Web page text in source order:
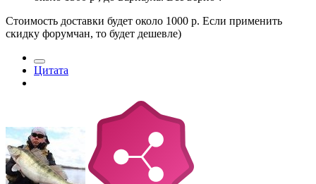
Стоимость доставки будет около 1000 р. Если применить
скидку форумчан, то будет дешевле)
Цитата